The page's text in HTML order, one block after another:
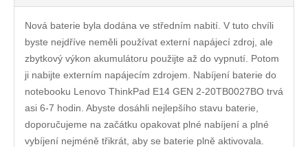
Nová baterie byla dodána ve středním nabití. V tuto chvíli
byste nejdříve neměli používat externí napájecí zdroj, ale
zbytkový výkon akumulátoru použijte až do vypnutí. Potom
ji nabijte externím napájecím zdrojem. Nabíjení baterie do
notebooku Lenovo ThinkPad E14 GEN 2-20TB0027BO trvá
asi 6-7 hodin. Abyste dosáhli nejlepšího stavu baterie,
doporučujeme na začátku opakovat plné nabíjení a plné
vybíjení nejméně třikrát, aby se baterie plně aktivovala.